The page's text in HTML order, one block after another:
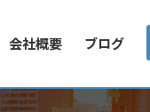
会社概要 ブログ